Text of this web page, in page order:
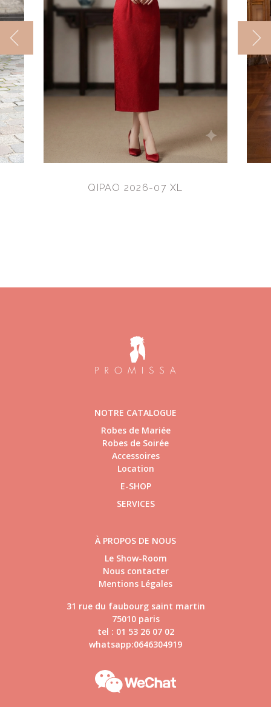
QIPAO 2026-07 XL
NOTRE CATALOGUE
Robes de Mariée
Robes de Soirée
Accessoires
Location
E-SHOP
SERVICES
À PROPOS DE NOUS
Le Show-Room
Nous contacter
Mentions Légales
31 rue du faubourg saint martin
75010 paris
tel : 01 53 26 07 02
whatsapp:0646304919